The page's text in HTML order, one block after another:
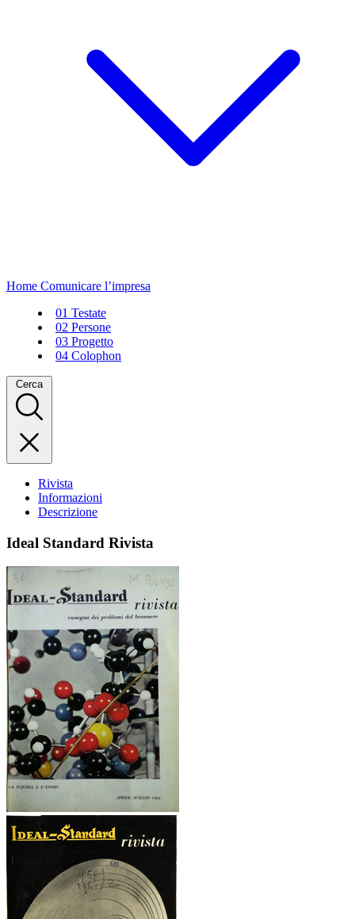
Home Comunicare l’impresa
01 Testate
02 Persone
03 Progetto
04 Colophon
Cerca
Rivista
Informazioni
Descrizione
Ideal Standard Rivista